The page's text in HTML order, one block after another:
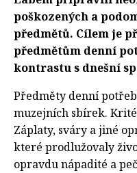
poškozených a
předmětů. Cílem je
předmětům denní
kontrastu s dnešní
Předměty denní
muzejních sbírek.
Záplaty, sváry a jiné
které prodlužovaly
opravdu nápadité a